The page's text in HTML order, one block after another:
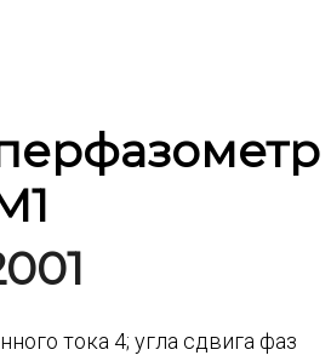
тока 4; угла сдвига фаз